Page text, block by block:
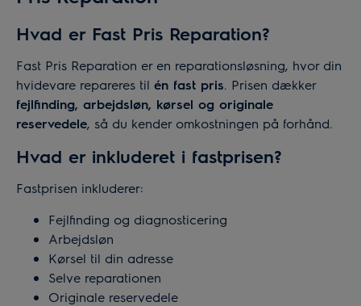
Hvad er Fast Pris Reparation?
Fast Pris Reparation er en reparationsløsning, hvor din
hvidevare repareres til én fast pris. Prisen dækker
fejlfinding, arbejdsløn, kørsel og originale
reservedele, så du kender omkostningen på forhånd.
Hvad er inkluderet i fastprisen?
Fastprisen inkluderer:
Fejlfinding og diagnosticering
Arbejdsløn
Kørsel til din adresse
Selve reparationen
Originale reservedele